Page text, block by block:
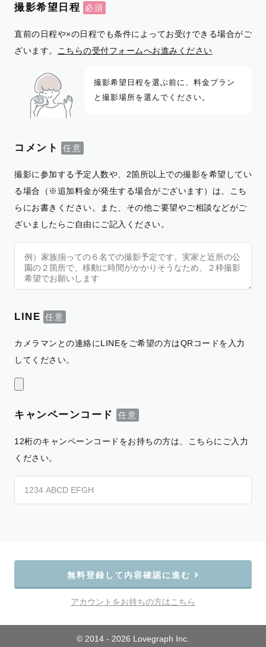
撮影希望日程
直前の日程や×の日程でも条件によってお受けできる場合がご
ざいます。
こちらの受付フォームへお進みください
撮影希望日程を選ぶ前に、料金プラン
と撮影場所を選んでください。
コメント
撮影に参加する予定人数や、2箇所以上での撮影を希望してい
る場合（※追加料金が発生する場合がございます）は、こち
らにお書きください。また、その他ご要望やご相談などがご
ざいましたらご自由にご記入ください。
LINE
カメラマンとの連絡にLINEをご希望の方はQRコードを入力
してください。
キャンペーンコード
12桁のキャンペーンコードをお持ちの方は、こちらにご入力
ください。
無料登録して内容確認に進む
アカウントをお持ちの方はこちら
© 2014 - 2026 Lovegraph Inc.